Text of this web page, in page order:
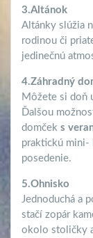
3.Altánok
Altánky slúžia
rodinou či
jedinečnú
4.Záhradný
Môžete si doň
Ďalšou
domček s
praktickú mini-
posedenie.
5.Ohnisko
Jednoduchá a
stačí zopár
okolo stoličky